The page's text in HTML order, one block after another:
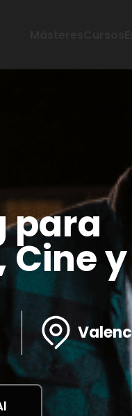
para
Cine y